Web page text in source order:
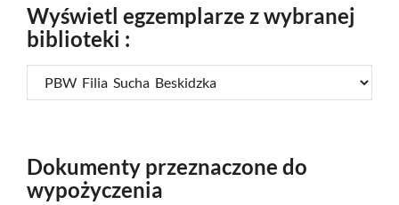
Wyświetl egzemplarze z wybranej
biblioteki :
Dokumenty przeznaczone do
wypożyczenia